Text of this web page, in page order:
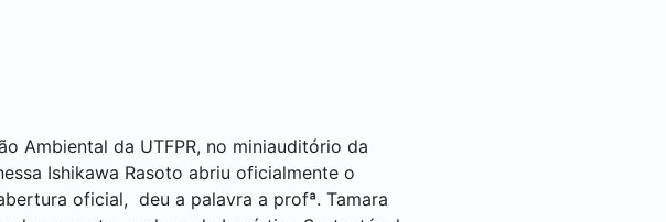
Ambiental da UTFPR, no miniauditório da
Ishikawa Rasoto abriu oficialmente o
oficial, deu a palavra a profª. Tamara